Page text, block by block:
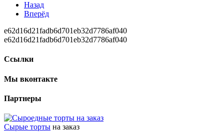
Назад
Вперёд
e62d16d21fadb6d701eb32d7786af040
e62d16d21fadb6d701eb32d7786af040
Ссылки
Мы вконтакте
Партнеры
Сырые торты на заказ